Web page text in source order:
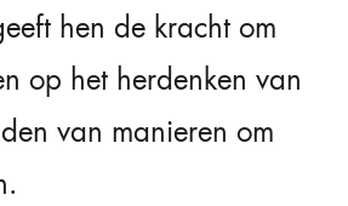
hen de kracht om
op het herdenken van
van manieren om